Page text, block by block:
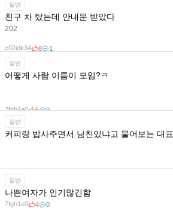
7fgh1e0 6 1
일반
친구 차 탔는데 안내문 받았다
202
c02idk34 8 1
일반
어떻게 사람 이름이 모임?ㅋ
7fgh1e0 5 0
일반
커피랑 밥사주면서 남친있냐고 물어보는 대표
7fgh1e0 3 0
일반
나쁜여자가 인기많긴함
7fgh1e0 4 0